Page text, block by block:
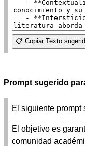
📋 Copiar Texto
Prompt sugerido
El siguiente prompt
El objetivo es
comunidad